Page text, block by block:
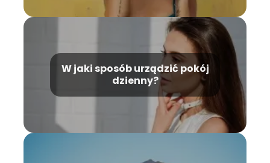
W jaki sposób urządzić pokój
dzienny?